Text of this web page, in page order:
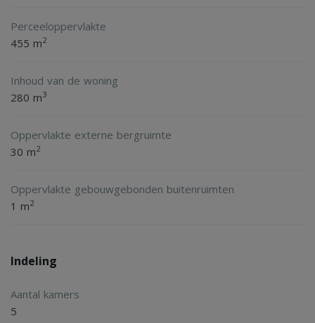
Perceeloppervlakte
455 m2
Inhoud van de woning
280 m3
Oppervlakte externe bergruimte
30 m2
Oppervlakte gebouwgebonden buitenruimten
1 m2
Indeling
Aantal kamers
5